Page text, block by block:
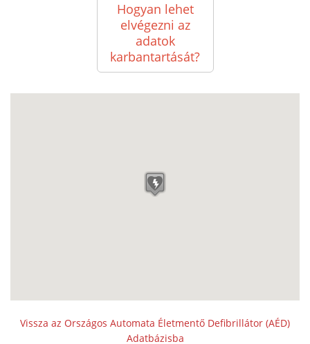
Hogyan lehet
elvégezni az
adatok
karbantartását?
Vissza az Országos Automata Életmentő Defibrillátor (AÉD)
Adatbázisba